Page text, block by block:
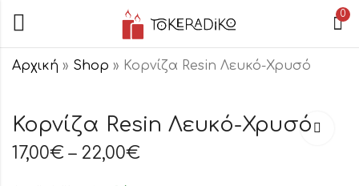
0
Αρχική » Shop » Κορνίζα Resin Λευκό-Χρυσό
Κορνίζα Poliresin
Λευκό-Ασημί
Κεραμικό Βάζο
Μπεζ Φύλλο
Κορνίζα Resin Λευκό-Χρυσό
17,00€ – 22,00€